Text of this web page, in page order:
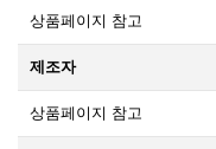
상품페이지 참고
제조자
상품페이지 참고